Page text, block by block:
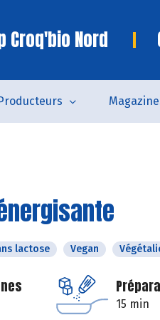
Croq'bio Nord
lactose Vegan
15 min